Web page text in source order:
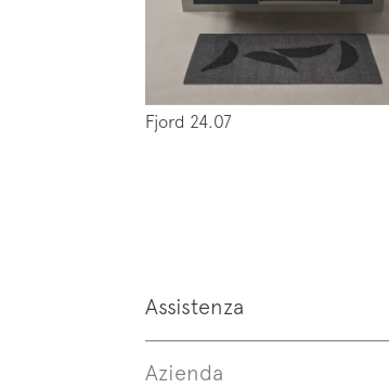
Fjord 24.07
Assistenza
Azienda